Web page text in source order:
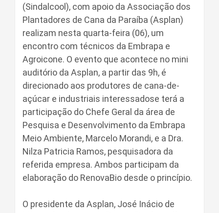
(Sindalcool), com apoio da Associação dos
Plantadores de Cana da Paraíba (Asplan)
realizam nesta quarta-feira (06), um
encontro com técnicos da Embrapa e
Agroicone. O evento que acontece no mini
auditório da Asplan, a partir das 9h, é
direcionado aos produtores de cana-de-
açúcar e industriais interessadose terá a
participação do Chefe Geral da área de
Pesquisa e Desenvolvimento da Embrapa
Meio Ambiente, Marcelo Morandi, e a Dra.
Nilza Patricia Ramos, pesquisadora da
referida empresa. Ambos participam da
elaboração do RenovaBio desde o princípio.
O presidente da Asplan, José Inácio de